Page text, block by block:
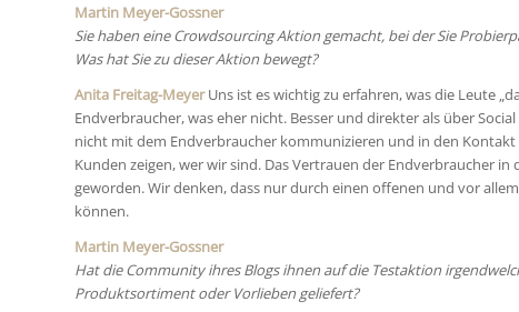
Martin Meyer-Gossner
Sie haben eine Crowdsourcing Aktion gemacht, bei der Sie
Was hat Sie zu dieser Aktion bewegt?
Anita Freitag-MeyerUns ist es wichtig zu erfahren, was die Leute
Endverbraucher, was eher nicht. Besser und direkter als über
nicht mit dem Endverbraucher kommunizieren und in den
Kunden zeigen, wer wir sind. Das Vertrauen der Endverbraucher
geworden. Wir denken, dass nur durch einen offenen und vor
können.
Martin Meyer-Gossner
Hat die Community ihres Blogs ihnen auf die Testaktion
Produktsortiment oder Vorlieben geliefert?